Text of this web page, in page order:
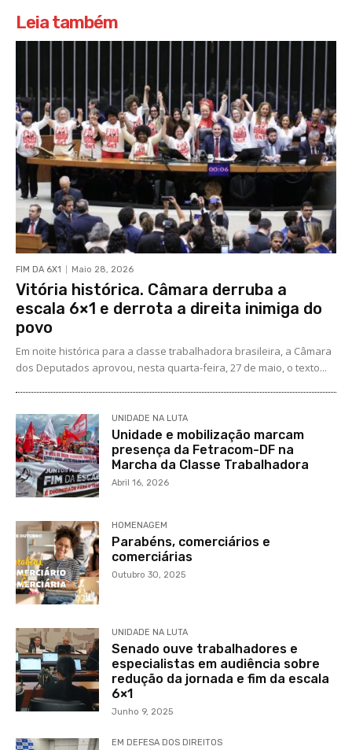
Leia também
FIM DA 6X1 Maio 28, 2026
Vitória histórica. Câmara derruba a
escala 6×1 e derrota a direita inimiga do
povo
Em noite histórica para a classe trabalhadora brasileira, a Câmara
dos Deputados aprovou, nesta quarta-feira, 27 de maio, o texto...
UNIDADE NA LUTA
Unidade e mobilização marcam
presença da Fetracom-DF na
Marcha da Classe Trabalhadora
Abril 16, 2026
HOMENAGEM
Parabéns, comerciários e
comerciárias
Outubro 30, 2025
UNIDADE NA LUTA
Senado ouve trabalhadores e
especialistas em audiência sobre
redução da jornada e fim da escala
6×1
Junho 9, 2025
EM DEFESA DOS DIREITOS